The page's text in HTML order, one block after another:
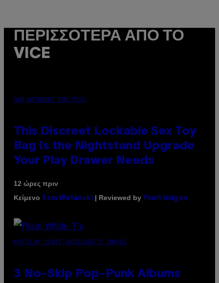
ΠΕΡΙΣΣΌΤΕΡΑ ΑΠΌ ΤΟ
VICE
SAM WATANUKI FOR VICE
This Discreet Lockable Sex Toy
Bag Is the Nightstand Upgrade
Your Play Drawer Needs
12 ώρες πριν
Κείμενο Sam Watanuki | Reviewed by Ysolt Usigan
PHOTO BY SCOTT GRIES/GETTY IMAGES
3 No-Skip Pop-Punk Albums